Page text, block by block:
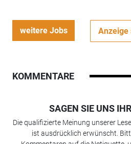
weitere Jobs Anzeige
KOMMENTARE
SAGEN SIE UNS
Die qualifizierte Meinung unserer
ist ausdrücklich erwünscht.